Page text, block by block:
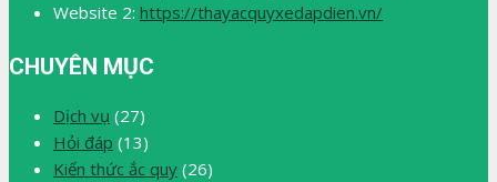
Website 2: https://thayacquyxedapdien.vn/
CHUYÊN MỤC
Dịch vụ (27)
Hỏi đáp (13)
Kiến thức ắc quy (26)